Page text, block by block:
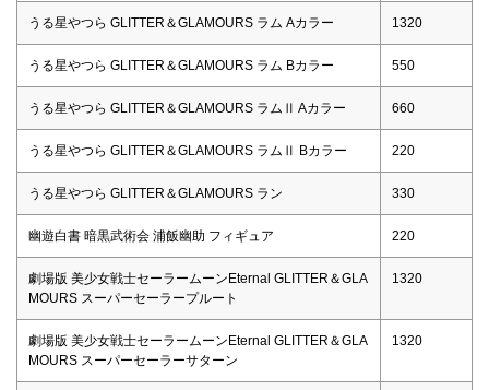
うる星やつら GLITTER＆GLAMOURS ラム Aカラー 1320
うる星やつら GLITTER＆GLAMOURS ラム Bカラー 550
うる星やつら GLITTER＆GLAMOURS ラムⅡ Aカラー 660
うる星やつら GLITTER＆GLAMOURS ラムⅡ Bカラー 220
うる星やつら GLITTER＆GLAMOURS ラン 330
幽遊白書 暗黒武術会 浦飯幽助 フィギュア 220
劇場版 美少女戦士セーラームーンEternal GLITTER＆GLA
MOURS スーパーセーラープルート
1320
劇場版 美少女戦士セーラームーンEternal GLITTER＆GLA
MOURS スーパーセーラーサターン
1320